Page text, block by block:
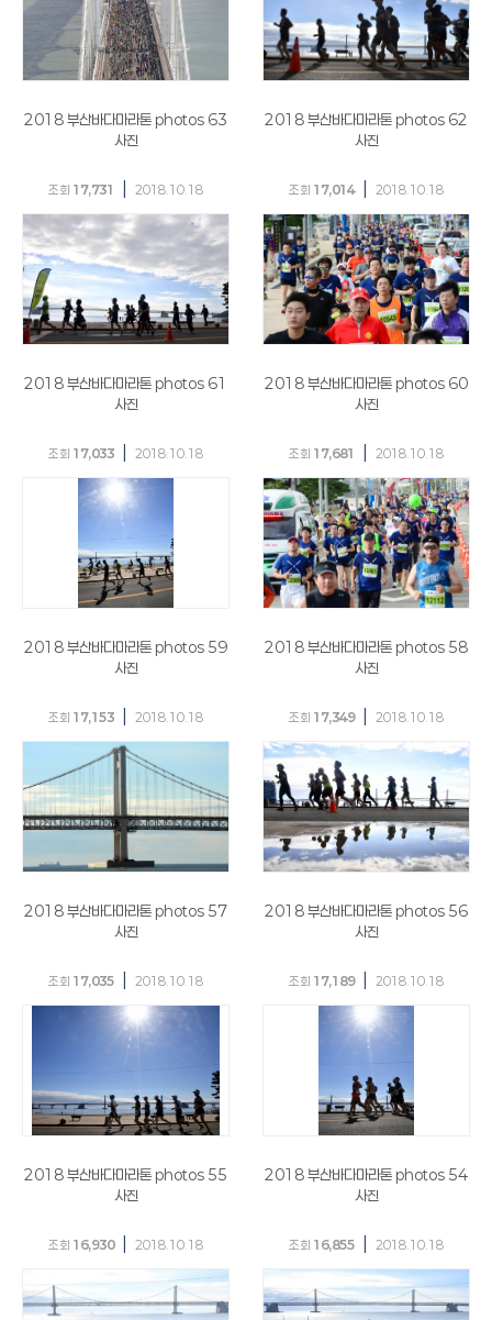
2018 부산바다마라톤 photos 63
사진
조회 17,731 2018.10.18
2018 부산바다마라톤 photos 62
사진
조회 17,014 2018.10.18
2018 부산바다마라톤 photos 61
사진
조회 17,033 2018.10.18
2018 부산바다마라톤 photos 60
사진
조회 17,681 2018.10.18
2018 부산바다마라톤 photos 59
사진
조회 17,153 2018.10.18
2018 부산바다마라톤 photos 58
사진
조회 17,349 2018.10.18
2018 부산바다마라톤 photos 57
사진
조회 17,035 2018.10.18
2018 부산바다마라톤 photos 56
사진
조회 17,189 2018.10.18
2018 부산바다마라톤 photos 55
사진
조회 16,930 2018.10.18
2018 부산바다마라톤 photos 54
사진
조회 16,855 2018.10.18